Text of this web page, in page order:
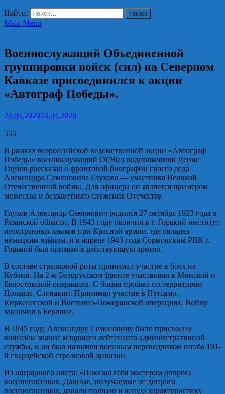
Найти:
Main Menu
Военнослужащий Объединенной
группировки войск (сил) на Северном
Кавказе присоединился к акции
«Автограф Победы».
24.04.202024.04.2020
555
В рамках всероссийской ведомственной акции «Автограф
Победы» военнослужащий ОГВ(с) подполковник Денис
Глухов рассказал о фронтовой биографии своего деда
Александра Семеновича Глухова — участника Великой
Отечественной войны. Для офицера он является примером
мужества и беззаветного служения Отечеству.
Глухов Александр Семенович родился 27 октября 1923 года в
Рязанской области. В 1943 году окончил в г. Горький институт
иностранных языков при Красной армии, где овладел
немецким языком, и в апреле 1943 года Сормовским РВК г.
Горький был призван в действующую армию.
В составе стрелковой роты принимал участие в боях на
Кубани. На 2-м Белорусском фронте участвовал в Минской и
Белостокской операциях. С боями прошел по территории
Польши, Словакии. Принимал участие в Петсамо-
Киркенесской и Восточно-Померанской операциях. Войну
закончил в Берлине.
В 1945 году Александру Семеновичу было присвоено
воинское звание младшего лейтенанта административной
службы, и он был назначен военным переводчиком штаба 101-
й гвардейской стрелковой дивизии.
Из наградного листа: «Показал себя мастером допроса
военнопленных. Данные, получаемые от допроса
военнопленных, давали полную и ясную характеристику